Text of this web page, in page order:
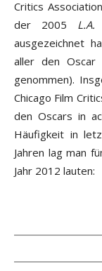
Critics
der 2005 L.A.
ausgezeichnet
aller den
genommen).
Chicago Film
den Oscars in
Häufigkeit in
Jahren lag man
Jahr 2012 lauten: